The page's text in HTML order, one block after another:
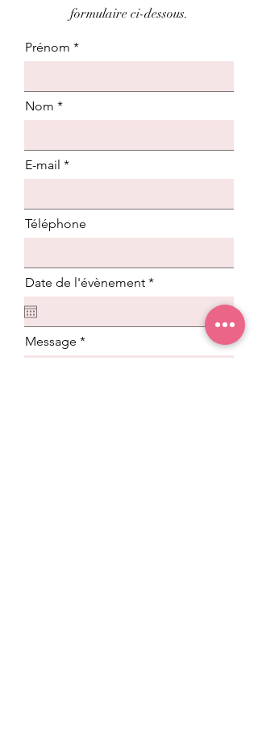
formulaire ci-dessous.
Prénom
Nom
E-mail
Téléphone
Date de l'évènement *r
e
e
Message